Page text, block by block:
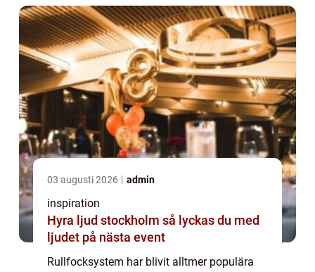
03 augusti 2026 admin
inspiration
Hyra ljud stockholm så lyckas du med
ljudet på nästa event
Rullfocksystem har blivit alltmer populära